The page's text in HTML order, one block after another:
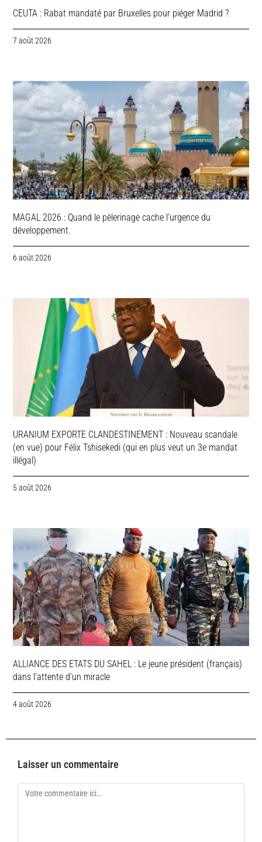
CEUTA : Rabat mandaté par Bruxelles pour piéger Madrid ?
7 août 2026
MAGAL 2026 : Quand le pèlerinage cache l’urgence du
développement.
6 août 2026
URANIUM EXPORTE CLANDESTINEMENT : Nouveau scandale
(en vue) pour Félix Tshisekedi (qui en plus veut un 3e mandat
illégal)
5 août 2026
ALLIANCE DES ETATS DU SAHEL : Le jeune président (français)
dans l’attente d’un miracle
4 août 2026
Laisser un commentaire